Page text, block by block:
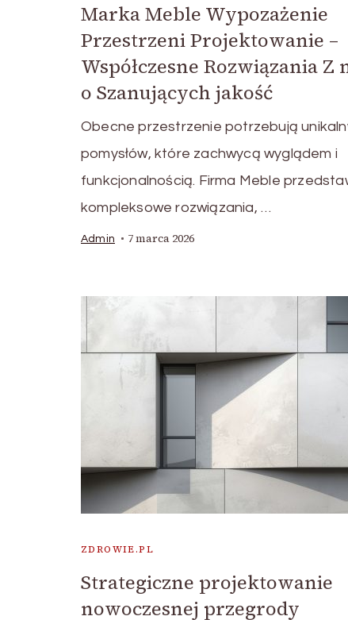
Marka Meble Wypozażenie
Przestrzeni Projektowanie –
Współczesne Rozwiązania Z
o Szanujących jakość
Obecne przestrzenie potrzebują
pomysłów, które zachwycą wyglądem i
funkcjonalnością. Firma Meble
kompleksowe rozwiązania, …
Admin 7 marca 2026
ZDROWIE.PL
Strategiczne projektowanie
nowoczesnej przegrody